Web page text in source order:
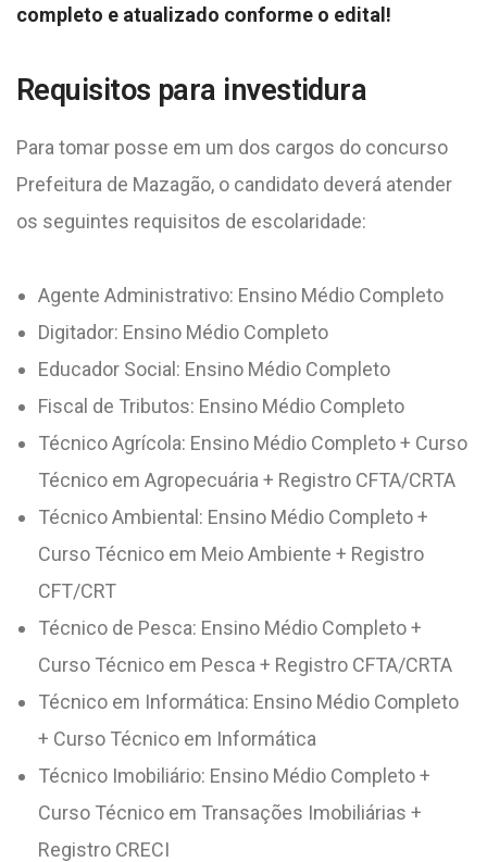
completo e atualizado conforme o edital!
Requisitos para investidura
Para tomar posse em um dos cargos do concurso
Prefeitura de Mazagão, o candidato deverá atender
os seguintes requisitos de escolaridade:
Agente Administrativo: Ensino Médio Completo
Digitador: Ensino Médio Completo
Educador Social: Ensino Médio Completo
Fiscal de Tributos: Ensino Médio Completo
Técnico Agrícola: Ensino Médio Completo + Curso
Técnico em Agropecuária + Registro CFTA/CRTA
Técnico Ambiental: Ensino Médio Completo +
Curso Técnico em Meio Ambiente + Registro
CFT/CRT
Técnico de Pesca: Ensino Médio Completo +
Curso Técnico em Pesca + Registro CFTA/CRTA
Técnico em Informática: Ensino Médio Completo
+ Curso Técnico em Informática
Técnico Imobiliário: Ensino Médio Completo +
Curso Técnico em Transações Imobiliárias +
Registro CRECI